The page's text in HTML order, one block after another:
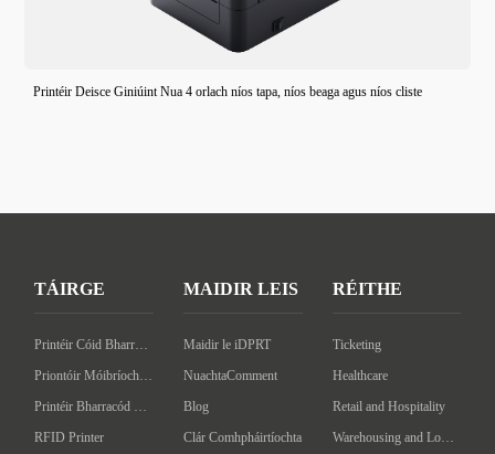
Printéir Deisce Giniúint Nua 4 orlach níos tapa, níos beaga agus níos cliste
TÁIRGE
Printéir Cóid Bharra an Deasc
Priontóir Móibríoch Barcóid
Printéir Bharracód Tionsclaíoch
RFID Printer
MAIDIR LEIS
Maidir le iDPRT
NuachtaComment
Blog
Clár Comhpháirtíochta
RÉITHE
Ticketing
Healthcare
Retail and Hospitality
Warehousing and Logistics